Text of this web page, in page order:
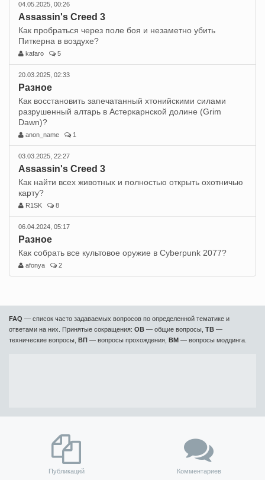
04.05.2025, 00:26
Assassin's Creed 3
Как пробраться через поле боя и незаметно убить
Питкерна в воздухе?
kafaro 5
20.03.2025, 02:33
Разное
Как восстановить запечатанный хтонийскими силами
разрушенный алтарь в Астеркарнской долине (Grim
Dawn)?
anon_name 1
03.03.2025, 22:27
Assassin's Creed 3
Как найти всех животных и полностью открыть охотничью
карту?
R1SK 8
06.04.2024, 05:17
Разное
Как собрать все культовое оружие в Cyberpunk 2077?
afonya 2
FAQ — список часто задаваемых вопросов по определенной тематике и
ответами на них. Принятые сокращения: ОВ — общие вопросы, ТВ —
технические вопросы, ВП — вопросы прохождения, ВМ — вопросы моддинга.
Публикаций Комментариев